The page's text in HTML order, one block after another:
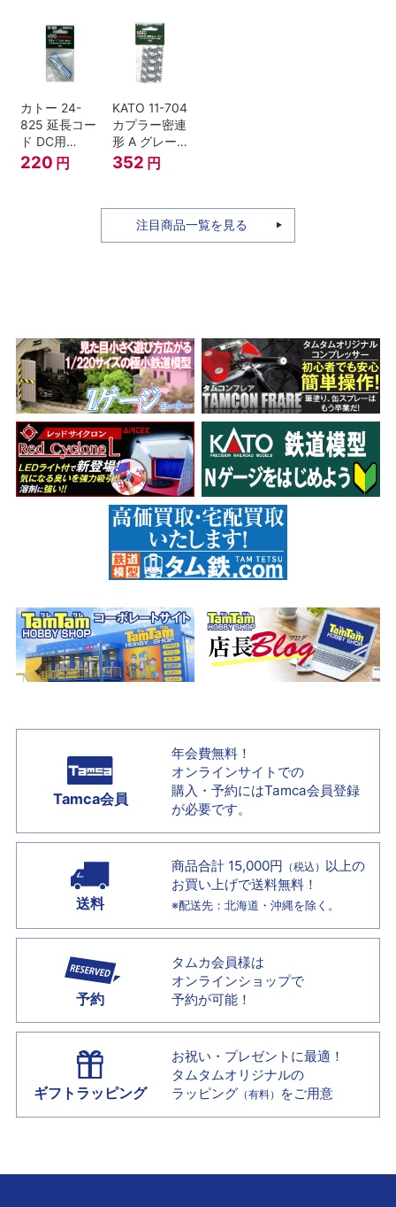
カトー 24-
825 延長コー
ド DC用
(90cm）
220 円
KATO 11-704
カプラー密連
形 A グレー
(20個入) (ア
ーノルドカプ
352 円
注目商品一覧を見る
Tamca会員
年会費無料！
オンラインサイトでの
購入・予約にはTamca会員登録
が必要です。
送料
商品合計 15,000円 （税込） 以上の
お買い上げで送料無料！
※配送先：北海道・沖縄を除く。
予約
タムカ会員様は
オンラインショップで
予約が可能！
ギフトラッピング
お祝い・プレゼントに最適！
タムタムオリジナルの
ラッピング （有料） をご用意